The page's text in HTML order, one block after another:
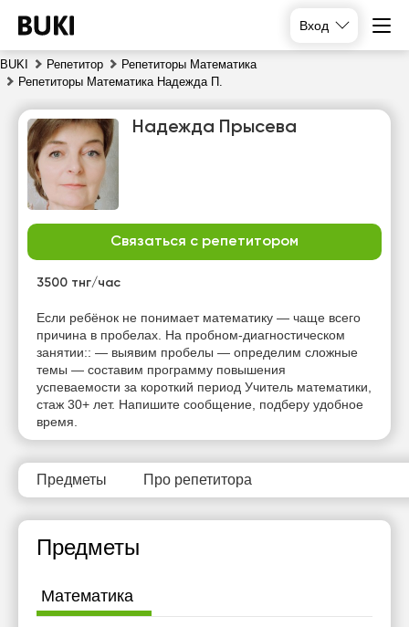
Вход
BUKI Репетитор
Репетиторы Математика
Репетиторы Математика Надежда П.
Надежда Прысева
Связаться с репетитором
3500 тнг/час
Если ребёнок не понимает математику — чаще всего
причина в пробелах. На пробном-диагностическом
занятии:: — выявим пробелы — определим сложные
темы — составим программу повышения
успеваемости за короткий период Учитель математики,
стаж 30+ лет. Напишите сообщение, подберу удобное
время.
Предметы Про репетитора
Предметы
Математика
вт
ср
Нет
свободных
часов
19:00
19:30
20:00
21:00
19:00
19:30
20:00
21:00
19:00
19:30
20:00
21:00